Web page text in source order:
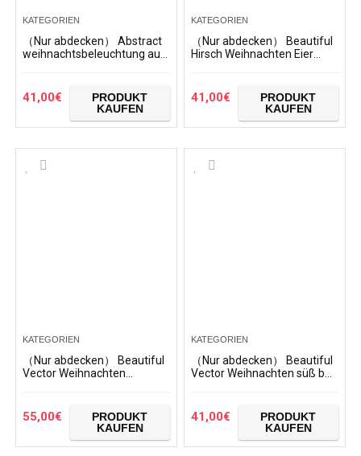
KATEGORIEN
（Nur abdecken） Abstract
weihnachtsbeleuchtung auf
reisegepäck auf…
41,00€
PRODUKT
KAUFEN
KATEGORIEN
（Nur abdecken） Beautiful
Hirsch Weihnachten Eier
reisegepäck auf…
41,00€
PRODUKT
KAUFEN
KATEGORIEN
（Nur abdecken） Beautiful
Vector Weihnachten
Staubschutz Trolley
Protector case Fall…
55,00€
PRODUKT
KAUFEN
KATEGORIEN
（Nur abdecken） Beautiful
Vector Weihnachten süß bär
reisegepäck auf 28,5…
41,00€
PRODUKT
KAUFEN